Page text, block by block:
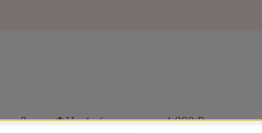
2 часа
На 4–6 человек ≈ 4 000 ₽